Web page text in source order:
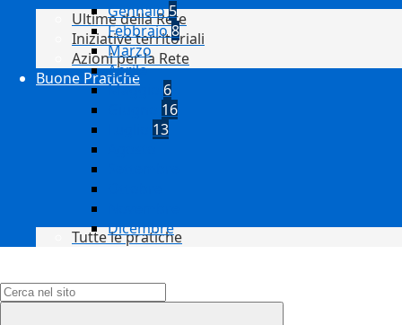
Ultime della Rete
Iniziative territoriali
Azioni per la Rete
Buone Pratiche
Tutte le pratiche
Gennaio5
Febbraio8
Marzo
Aprile
Maggio 6
16
13
Dicembre